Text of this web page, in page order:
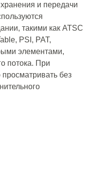
и передачи
такими как ATSC
PSI, PAT,
элементами,
потока. При
без